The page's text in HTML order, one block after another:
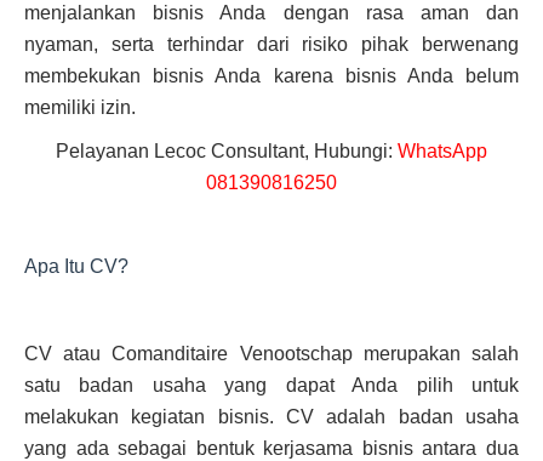
menjalankan bisnis Anda dengan rasa aman dan
nyaman, serta terhindar dari risiko pihak berwenang
membekukan bisnis Anda karena bisnis Anda belum
memiliki izin.
Pelayanan Lecoc Consultant, Hubungi: WhatsApp
081390816250
Apa Itu CV?
CV atau Comanditaire Venootschap merupakan salah
satu badan usaha yang dapat Anda pilih untuk
melakukan kegiatan bisnis. CV adalah badan usaha
yang ada sebagai bentuk kerjasama bisnis antara dua